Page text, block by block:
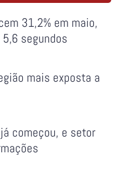
31,2% em maio,
segundos
mais exposta a
começou, e setor